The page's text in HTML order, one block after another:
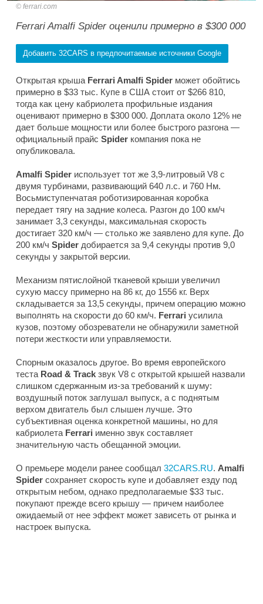
ferrari.com
Ferrari Amalfi Spider оценили примерно в $300 000
Добавить 32CARS в предпочитаемые источники Google
Открытая крыша Ferrari Amalfi Spider может обойтись
примерно в $33 тыс. Купе в США стоит от $266 810,
тогда как цену кабриолета профильные издания
оценивают примерно в $300 000. Доплата около 12% не
дает больше мощности или более быстрого разгона —
официальный прайс Spider компания пока не
опубликовала.
Amalfi Spider использует тот же 3,9-литровый V8 с
двумя турбинами, развивающий 640 л.с. и 760 Нм.
Восьмиступенчатая роботизированная коробка
передает тягу на задние колеса. Разгон до 100 км/ч
занимает 3,3 секунды, максимальная скорость
достигает 320 км/ч — столько же заявлено для купе. До
200 км/ч Spider добирается за 9,4 секунды против 9,0
секунды у закрытой версии.
Механизм пятислойной тканевой крыши увеличил
сухую массу примерно на 86 кг, до 1556 кг. Верх
складывается за 13,5 секунды, причем операцию можно
выполнять на скорости до 60 км/ч. Ferrari усилила
кузов, поэтому обозреватели не обнаружили заметной
потери жесткости или управляемости.
Спорным оказалось другое. Во время европейского
теста Road & Track звук V8 с открытой крышей назвали
слишком сдержанным из-за требований к шуму:
воздушный поток заглушал выпуск, а с поднятым
верхом двигатель был слышен лучше. Это
субъективная оценка конкретной машины, но для
кабриолета Ferrari именно звук составляет
значительную часть обещанной эмоции.
О премьере модели ранее сообщал 32CARS.RU. Amalfi
Spider сохраняет скорость купе и добавляет езду под
открытым небом, однако предполагаемые $33 тыс.
покупают прежде всего крышу — причем наиболее
ожидаемый от нее эффект может зависеть от рынка и
настроек выпуска.